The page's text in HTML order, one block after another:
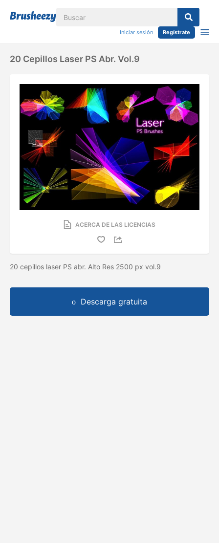
Iniciar sesión Regístrate
20 Cepillos Laser PS Abr. Vol.9
ACERCA DE LAS LICENCIAS
20 cepillos laser PS abr. Alto Res 2500 px vol.9
Descarga gratuita